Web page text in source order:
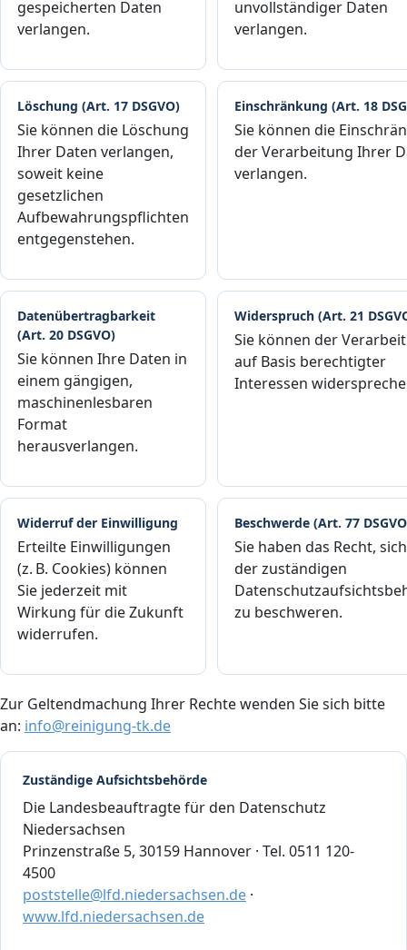
gespeicherten Daten
verlangen.
unvollständiger Daten
verlangen.
Löschung (Art. 17 DSGVO)
Sie können die Löschung
Ihrer Daten verlangen,
soweit keine
gesetzlichen
Aufbewahrungspflichten
entgegenstehen.
Einschränkung (Art. 18
Sie können die
der Verarbeitung Ihrer
verlangen.
Datenübertragbarkeit
(Art. 20 DSGVO)
Sie können Ihre Daten in
einem gängigen,
maschinenlesbaren
Format
herausverlangen.
Widerspruch (Art. 21
Sie können der
auf Basis berechtigter
Interessen
Widerruf der Einwilligung
Erteilte Einwilligungen
(z. B. Cookies) können
Sie jederzeit mit
Wirkung für die Zukunft
widerrufen.
Beschwerde (Art. 77
Sie haben das Recht,
der zuständigen
zu beschweren.
Zur Geltendmachung Ihrer Rechte wenden Sie sich bitte
an: info@reinigung-tk.de
Zuständige Aufsichtsbehörde
Die Landesbeauftragte für den Datenschutz
Niedersachsen
Prinzenstraße 5, 30159 Hannover · Tel. 0511 120-
4500
poststelle@lfd.niedersachsen.de ·
www.lfd.niedersachsen.de